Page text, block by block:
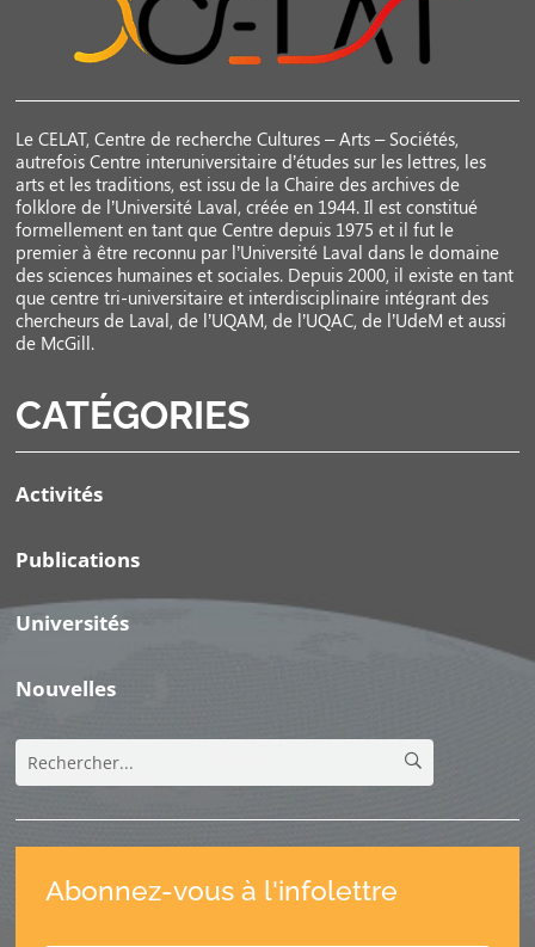
Le CELAT, Centre de recherche Cultures – Arts – Sociétés,
autrefois Centre interuniversitaire d’études sur les lettres, les
arts et les traditions, est issu de la Chaire des archives de
folklore de l’Université Laval, créée en 1944. Il est constitué
formellement en tant que Centre depuis 1975 et il fut le
premier à être reconnu par l’Université Laval dans le domaine
des sciences humaines et sociales. Depuis 2000, il existe en tant
que centre tri-universitaire et interdisciplinaire intégrant des
chercheurs de Laval, de l’UQAM, de l’UQAC, de l’UdeM et aussi
de McGill.
CATÉGORIES
Activités
Publications
Universités
Nouvelles
Abonnez-vous à l'infolettre